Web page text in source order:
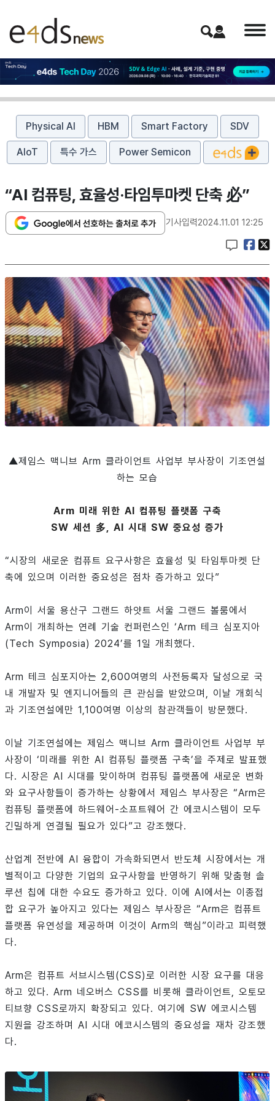
Physical AI HBM Smart Factory SDV
AIoT 특수 가스 Power Semicon
“AI 컴퓨팅, 효율성·타임투마켓 단축 必”
기사입력2024.11.01 12:25
▲제임스 맥니브 Arm 클라이언트 사업부 부사장이 기조연설
하는 모습
Arm 미래 위한 AI 컴퓨팅 플랫폼 구축
SW 세션 多, AI 시대 SW 중요성 증가
“시장의 새로운 컴퓨트 요구사항은 효율성 및 타임투마켓 단
축에 있으며 이러한 중요성은 점차 증가하고 있다”
Arm이 서울 용산구 그랜드 하얏트 서울 그랜드 볼룸에서
Arm이 개최하는 연례 기술 컨퍼런스인 ‘Arm 테크 심포지아
(Tech Symposia) 2024’를 1일 개최했다.
Arm 테크 심포지아는 2,600여명의 사전등록자 달성으로 국
내 개발자 및 엔지니어들의 큰 관심을 받았으며, 이날 개회식
과 기조연설에만 1,100여명 이상의 참관객들이 방문했다.
이날 기조연설에는 제임스 맥니브 Arm 클라이언트 사업부 부
사장이 ‘미래를 위한 AI 컴퓨팅 플랫폼 구축’을 주제로 발표했
다. 시장은 AI 시대를 맞이하며 컴퓨팅 플랫폼에 새로운 변화
와 요구사항들이 증가하는 상황에서 제임스 부사장은 “Arm은
컴퓨팅 플랫폼에 하드웨어-소프트웨어 간 에코시스템이 모두
긴밀하게 연결될 필요가 있다”고 강조했다.
산업계 전반에 AI 융합이 가속화되면서 반도체 시장에서는 개
별적이고 다양한 기업의 요구사항을 반영하기 위해 맞춤형 솔
루션 칩에 대한 수요도 증가하고 있다. 이에 AI에서는 이종접
합 요구가 높아지고 있다는 제임스 부사장은 “Arm은 컴퓨트
플랫폼 유연성을 제공하며 이것이 Arm의 핵심”이라고 피력했
다.
Arm은 컴퓨트 서브시스템(CSS)로 이러한 시장 요구를 대응
하고 있다. Arm 네오버스 CSS를 비롯해 클라이언트, 오토모
티브향 CSS로까지 확장되고 있다. 여기에 SW 에코시스템
지원을 강조하며 AI 시대 에코시스템의 중요성을 재차 강조했
다.